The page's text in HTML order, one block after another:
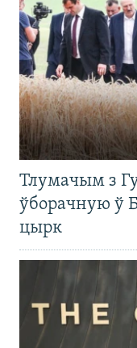
Тлумачым з
ўборачную ў
цырк